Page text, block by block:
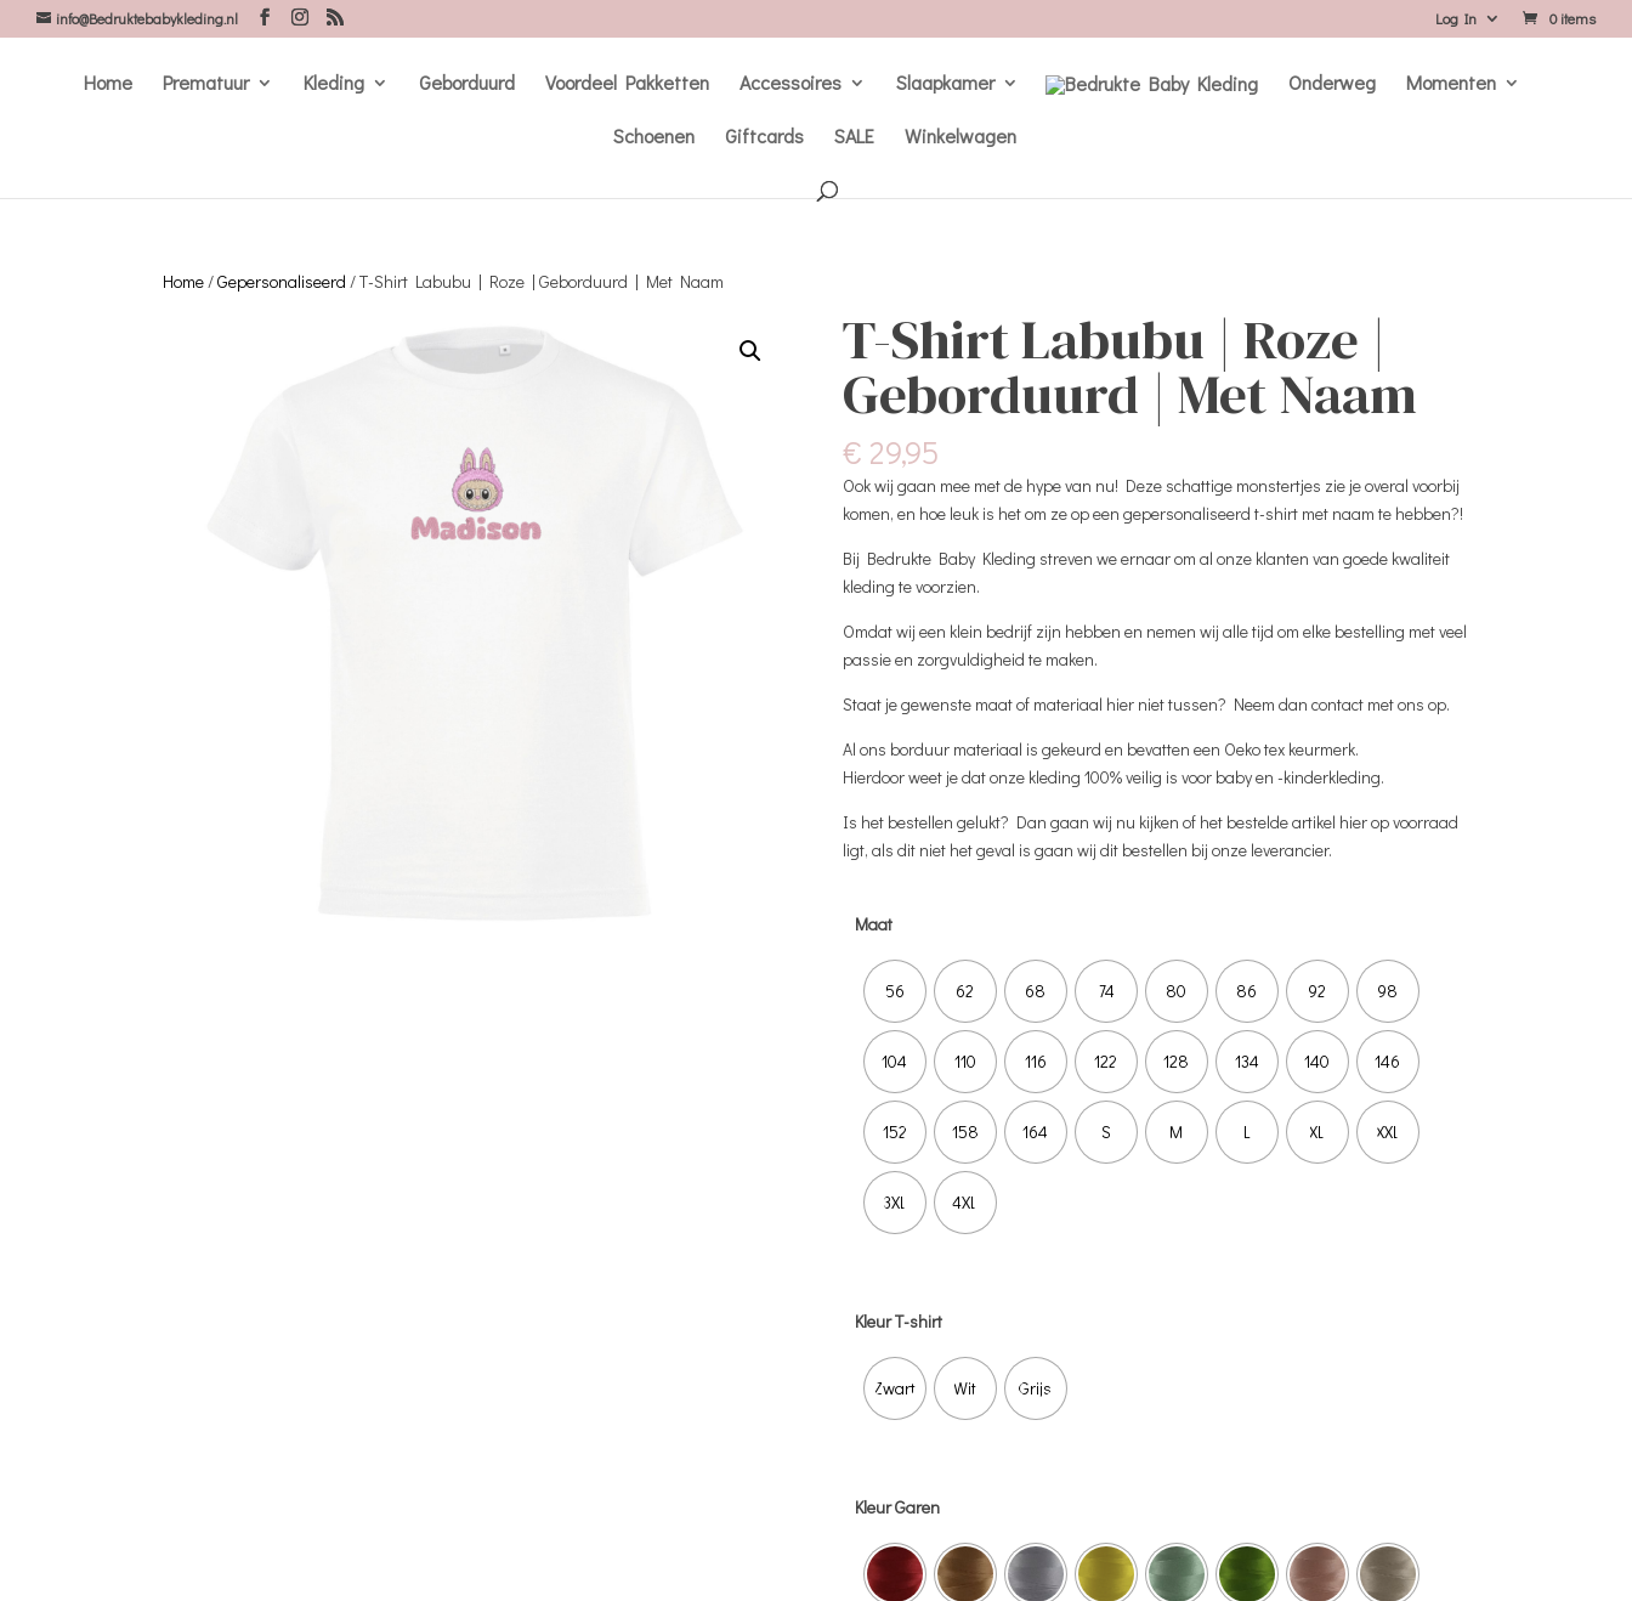
info@Bedruktebabykleding.nl Log In 0 items
Home Prematuur Kleding Geborduurd Voordeel Pakketten Accessoires Slaapkamer Onderweg Momenten
Schoenen Giftcards SALE Winkelwagen
Home/Gepersonaliseerd / T-Shirt Labubu | Roze | Geborduurd | Met Naam
T-Shirt Labubu | Roze |
Geborduurd | Met Naam
€ 29,95
Ook wij gaan mee met de hype van nu! Deze schattige monstertjes zie je overal voorbij
komen, en hoe leuk is het om ze op een gepersonaliseerd t-shirt met naam te hebben?!
Bij Bedrukte Baby Kleding streven we ernaar om al onze klanten van goede kwaliteit
kleding te voorzien.
Omdat wij een klein bedrijf zijn hebben en nemen wij alle tijd om elke bestelling met veel
passie en zorgvuldigheid te maken.
Staat je gewenste maat of materiaal hier niet tussen? Neem dan contact met ons op.
Al ons borduur materiaal is gekeurd en bevatten een Oeko tex keurmerk.
Hierdoor weet je dat onze kleding 100% veilig is voor baby en -kinderkleding.
Is het bestellen gelukt? Dan gaan wij nu kijken of het bestelde artikel hier op voorraad
ligt, als dit niet het geval is gaan wij dit bestellen bij onze leverancier.
Maat
56 62 68 74 80 86 92 98
104 110 116 122 128 134 140 146
152 158 164 S M L XL XXL
3XL 4XL
Kleur T-shirt
Zwart Wit Grijs
Kleur Garen